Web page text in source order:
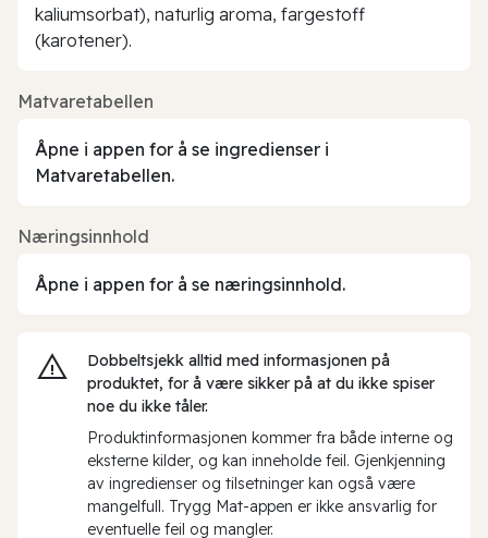
kaliumsorbat), naturlig aroma, fargestoff
(karotener).
Matvaretabellen
Åpne i appen for å se ingredienser i
Matvaretabellen.
Næringsinnhold
Åpne i appen for å se næringsinnhold.
Dobbeltsjekk alltid med informasjonen på
produktet, for å være sikker på at du ikke spiser
noe du ikke tåler.
Produktinformasjonen kommer fra både interne og
eksterne kilder, og kan inneholde feil. Gjenkjenning
av ingredienser og tilsetninger kan også være
mangelfull. Trygg Mat-appen er ikke ansvarlig for
eventuelle feil og mangler.